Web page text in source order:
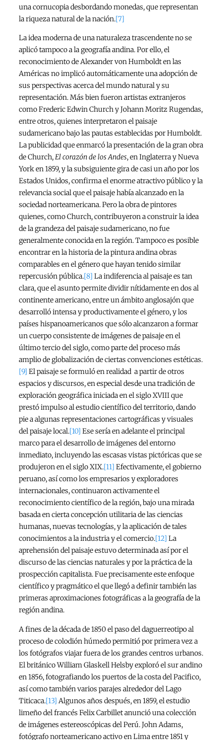
una cornucopia desbordando monedas, que representan
la riqueza natural de la nación.[7]
La idea moderna de una naturaleza trascendente no se
aplicó tampoco a la geografía andina. Por ello, el
reconocimiento de Alexander von Humboldt en las
Américas no implicó automáticamente una adopción de
sus perspectivas acerca del mundo natural y su
representación. Más bien fueron artistas extranjeros
como Frederic Edwin Church y Johann Moritz Rugendas,
entre otros, quienes interpretaron el paisaje
sudamericano bajo las pautas establecidas por Humboldt.
La publicidad que enmarcó la presentación de la gran obra
de Church,El corazón de los Andes, en Inglaterra y Nueva
York en 1859, y la subsiguiente gira de casi un año por los
Estados Unidos, confirma el enorme atractivo público y la
relevancia social que el paisaje había alcanzado en la
sociedad norteamericana. Pero la obra de pintores
quienes, como Church, contribuyeron a construir la idea
de la grandeza del paisaje sudamericano, no fue
generalmente conocida en la región. Tampoco es posible
encontrar en la historia de la pintura andina obras
comparables en el género que hayan tenido similar
repercusión pública.[8] La indiferencia al paisaje es tan
clara, que el asunto permite dividir nítidamente en dos al
continente americano, entre un ámbito anglosajón que
desarrolló intensa y productivamente el género, y los
países hispanoamericanos que sólo alcanzaron a formar
un cuerpo consistente de imágenes de paisaje en el
último tercio del siglo, como parte del proceso más
amplio de globalización de ciertas convenciones estéticas.
[9] El paisaje se formuló en realidad a partir de otros
espacios y discursos, en especial desde una tradición de
exploración geográfica iniciada en el siglo XVIII que
prestó impulso al estudio científico del territorio, dando
pie a algunas representaciones cartográficas y visuales
del paisaje local.[10] Ese sería en adelante el principal
marco para el desarrollo de imágenes del entorno
inmediato, incluyendo las escasas vistas pictóricas que se
produjeron en el siglo XIX.[11] Efectivamente, el gobierno
peruano, así como los empresarios y exploradores
internacionales, continuaron activamente el
reconocimiento científico de la región, bajo una mirada
basada en cierta concepción utilitaria de las ciencias
humanas, nuevas tecnologías, y la aplicación de tales
conocimientos a la industria y el comercio.[12] La
aprehensión del paisaje estuvo determinada así por el
discurso de las ciencias naturales y por la práctica de la
prospección capitalista. Fue precisamente este enfoque
científico y pragmático el que llegó a definir también las
primeras aproximaciones fotográficas a la geografía de la
región andina.
A fines de la década de 1850 el paso del daguerreotipo al
proceso de colodión húmedo permitió por primera vez a
los fotógrafos viajar fuera de los grandes centros urbanos.
El británico William Glaskell Helsby exploró el sur andino
en 1856, fotografiando los puertos de la costa del Pacifico,
así como también varios parajes alrededor del Lago
Titicaca.[13] Algunos años después, en 1859, el estudio
limeño del francés Felix Carbillet anunció una colección
de imágenes estereoscópicas del Perú. John Adams,
fotógrafo norteamericano activo en Lima entre 1851 y